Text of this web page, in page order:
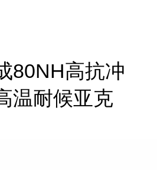
80NH高抗冲
温耐候亚克